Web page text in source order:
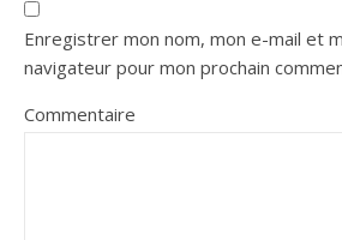
Enregistrer mon nom, mon e-mail et
navigateur pour mon prochain
Commentaire